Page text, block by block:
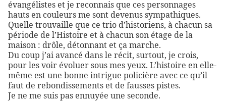
évangélistes et je reconnais que ces personnages
hauts en couleurs me sont devenus sympathiques.
Quelle trouvaille que ce trio d’historiens, à chacun sa
période de l’Histoire et à chacun son étage de la
maison : drôle, détonnant et ça marche.
Du coup j’ai avancé dans le récit, surtout, je crois,
pour les voir évoluer sous mes yeux. L’histoire en elle-
même est une bonne intrigue policière avec ce qu’il
faut de rebondissements et de fausses pistes.
Je ne me suis pas ennuyée une seconde.